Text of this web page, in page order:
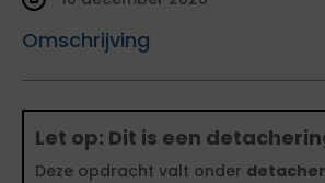
Omschrijving
Let op: Dit is een
Deze opdracht valt onder